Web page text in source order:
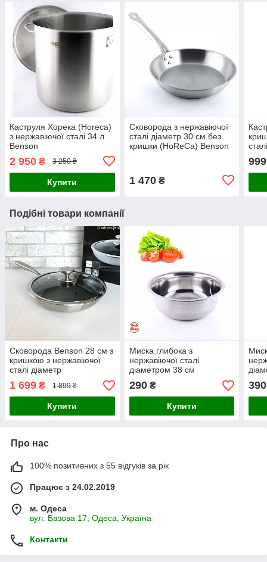
Каструля Хорека (Horeca)
з нержавіючої сталі 34 л
Benson
2 950 ₴ 3 250 ₴
Купити
Сковорода з нержавіючої
сталі діаметр 30 см без
кришки (HoReCa) Benson
1 470₴
999
Подібні товари компанії
Сковорода Benson 28 см з
кришкою з нержавіючої
сталі діаметр
1 699 ₴ 1 899 ₴
Купити
Миска глибока з
нержавіючої сталі
діаметром 38 см
290₴
Купити
390
Про нас
100% позитивних з 55 відгуків за рік
Працює з 24.02.2019
м. Одеса
вул. Базова 17, Одеса, Україна
Контакти